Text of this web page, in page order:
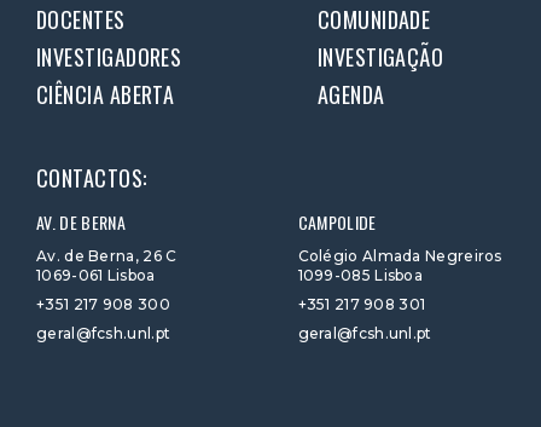
DOCENTES
COMUNIDADE
INVESTIGADORES
INVESTIGAÇÃO
CIÊNCIA ABERTA
AGENDA
CONTACTOS:
AV. DE BERNA
Av. de Berna, 26 C
1069-061 Lisboa
+351 217 908 300
geral@fcsh.unl.pt
CAMPOLIDE
Colégio Almada Negreiros
1099-085 Lisboa
+351 217 908 301
geral@fcsh.unl.pt